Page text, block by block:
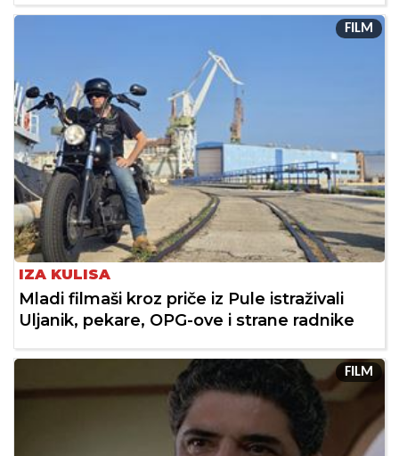
FILM
IZA KULISA
Mladi filmaši kroz priče iz Pule istraživali
Uljanik, pekare, OPG-ove i strane radnike
FILM